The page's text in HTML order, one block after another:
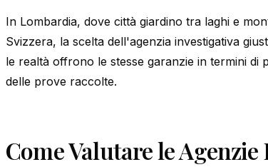
In Lombardia, dove città giardino tra laghi e
Svizzera, la scelta dell'agenzia investigativa
le realtà offrono le stesse garanzie in termini di
delle prove raccolte.
Come Valutare le